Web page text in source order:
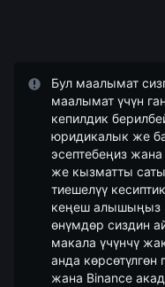
Бул маалымат
маалымат үчүн
кепилдик
юридикалык же
эсептебеңиз
же кызматты
тиешелүү
кеңеш алышыңыз
өнүмдөр сиздин
макала үчүнчү
анда көрсөтүлгөн
жана Binance